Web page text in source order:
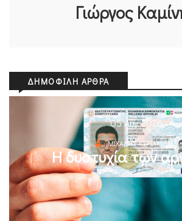
Γιώργος
ΔΗΜΟΦΙΛΉ ΆΡΘΡΑ
05 Αυγ 2026
ΜΙΧΆΛΗΣ ΚΥΡΙΑΚΊΔΗΣ
Η δυστυχία των